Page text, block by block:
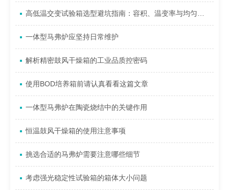
高低温交变试验箱选型避坑指南：容积、温变率与均匀性指标如何权衡？
一体型马弗炉应坚持日常维护
解析精密鼓风干燥箱的工业品质控密码
使用BOD培养箱前请认真看看这篇文章
一体型马弗炉在陶瓷烧结中的关键作用
恒温鼓风干燥箱的使用注意事项
挑选合适的马弗炉需要注意哪些细节
考虑强光稳定性试验箱的箱体大小问题